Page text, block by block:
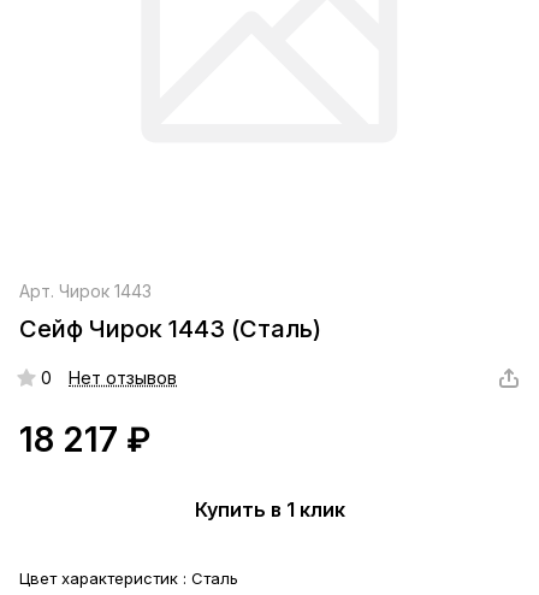
Арт. Чирок 1443
Сейф Чирок 1443 (Сталь)
0 Нет отзывов
18 217 ₽
Купить в 1 клик
Цвет характеристик : Сталь